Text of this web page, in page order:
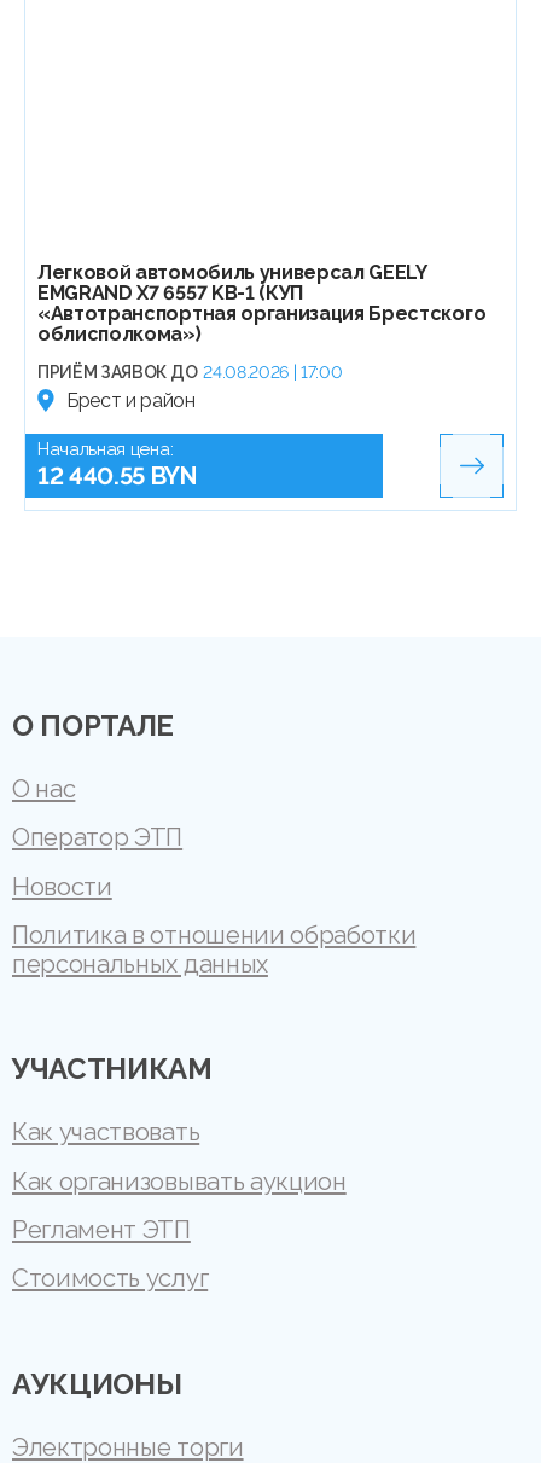
Легковой автомобиль универсал GEELY
EMGRAND X7 6557 KB-1 (КУП
«Автотранспортная организация Брестского
облисполкома»)
ПРИЁМ ЗАЯВОК ДО 24.08.2026 | 17:00
Брест и район
Начальная цена:
12 440.55 BYN
О ПОРТАЛЕ
О нас
Оператор ЭТП
Новости
Политика в отношении обработки
персональных данных
УЧАСТНИКАМ
Как участвовать
Как организовывать аукцион
Регламент ЭТП
Стоимость услуг
АУКЦИОНЫ
Электронные торги